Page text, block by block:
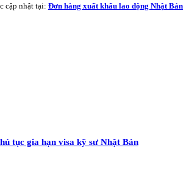
cập nhật tại: Đơn hàng xuất khẩu lao động Nhật Bản
tục gia hạn visa kỹ sư Nhật Bản